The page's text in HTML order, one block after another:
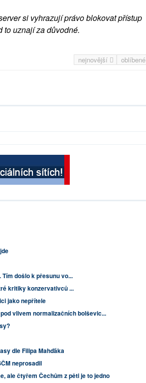
si vyhrazují právo blokovat přístup
to uznají za důvodné.
nejnovější oblíbené
došlo k přesunu vo...
kritiky konzervativců ...
jako nepřítele
vlivem normalizačních bolševic...
dle Filipa Mahďáka
neprosadil
ale čtyřem Čechům z pěti je to jedno